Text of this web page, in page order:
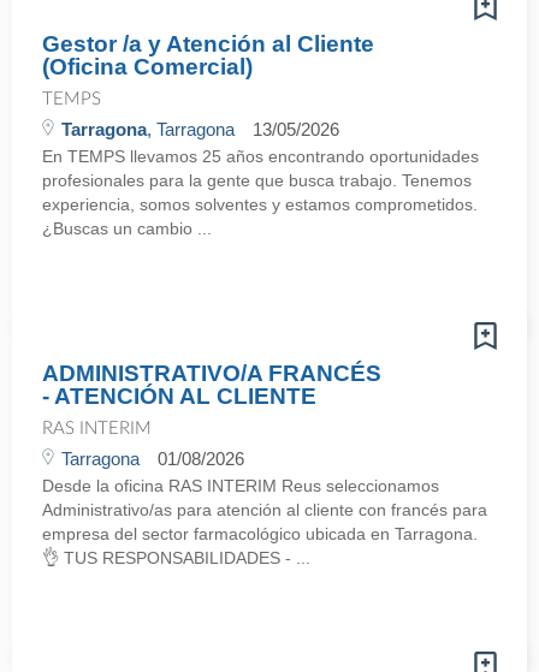
Gestor /a y Atención al Cliente
(Oficina Comercial)
TEMPS
Tarragona, Tarragona 13/05/2026
En TEMPS llevamos 25 años encontrando oportunidades
profesionales para la gente que busca trabajo. Tenemos
experiencia, somos solventes y estamos comprometidos.
¿Buscas un cambio ...
ADMINISTRATIVO/A FRANCÉS
- ATENCIÓN AL CLIENTE
RAS INTERIM
Tarragona 01/08/2026
Desde la oficina RAS INTERIM Reus seleccionamos
Administrativo/as para atención al cliente con francés para
empresa del sector farmacológico ubicada en Tarragona.
👌 TUS RESPONSABILIDADES - ...